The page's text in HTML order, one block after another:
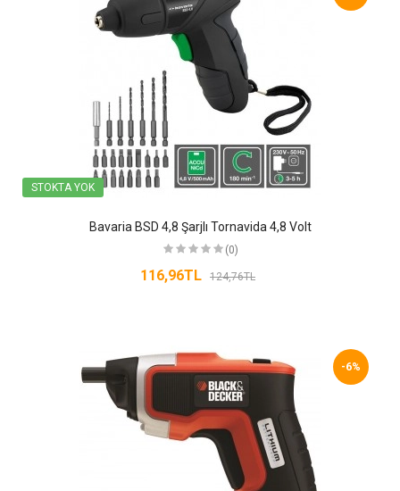
STOKTA YOK
Bavaria BSD 4,8 Şarjlı Tornavida 4,8 Volt
(0)
116,96TL 124,76TL
-6%